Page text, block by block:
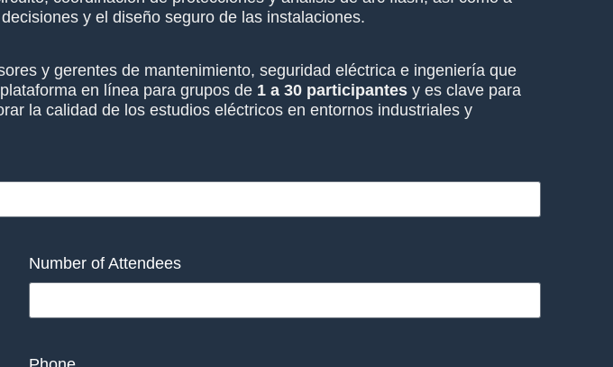
y el diseño seguro de las instalaciones.
y gerentes de mantenimiento, seguridad eléctrica e ingeniería que
en línea para grupos de 1 a 30 participantes y es clave para
la calidad de los estudios eléctricos en entornos industriales y
Number of Attendees